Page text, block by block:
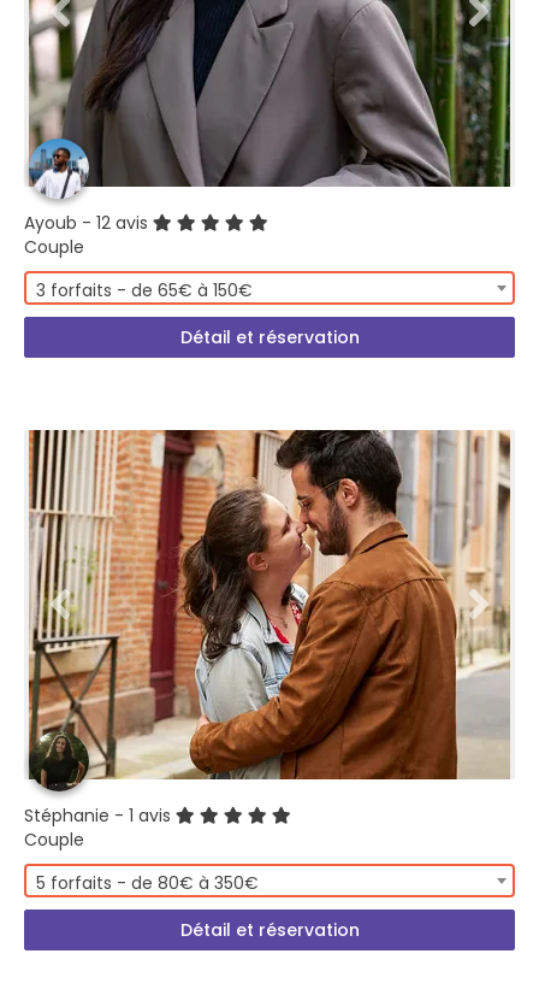
Ayoub - 12 avis
Couple
3 forfaits - de 65€ à 150€
Détail et réservation
Stéphanie - 1 avis
Couple
5 forfaits - de 80€ à 350€
Détail et réservation